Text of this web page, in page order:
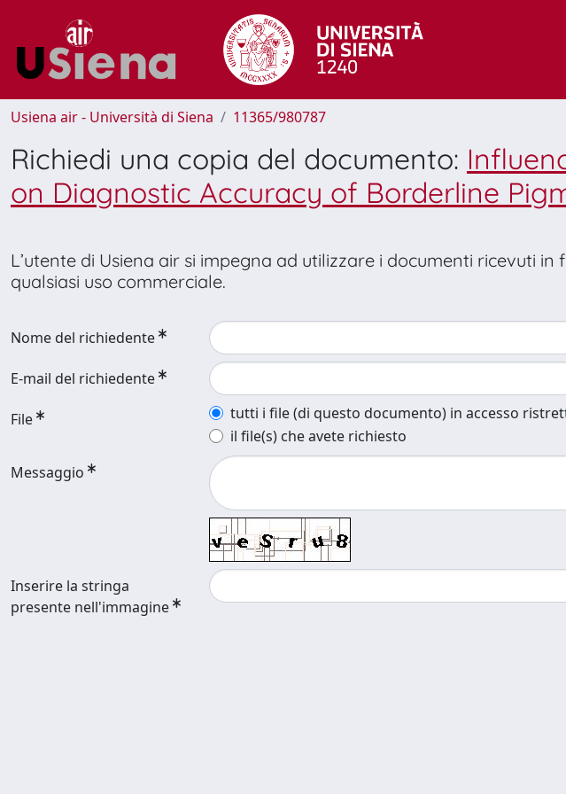
Usiena air - Università di Siena 11365/980787
Richiedi una copia del documento:
on Diagnostic Accuracy of Borderline
L’utente di Usiena air si impegna ad utilizzare i documenti ricevuti
qualsiasi uso commerciale.
Nome del richiedente
E-mail del richiedente
File
tutti i file (di questo documento) in accesso
il file(s) che avete richiesto
Messaggio
Inserire la stringa
presente nell'immagine